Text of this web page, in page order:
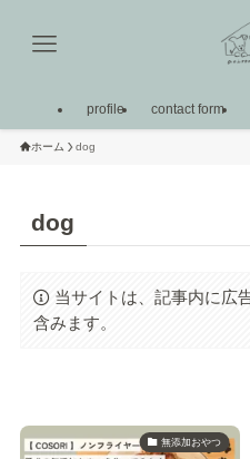
profile contact form
ホーム dog
dog
当サイトは、記事内に広
含みます。
無添加おやつ